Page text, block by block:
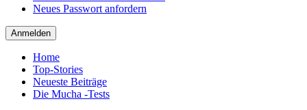
Neues Passwort anfordern
Home
Top-Stories
Neueste Beiträge
Die Mucha -Tests